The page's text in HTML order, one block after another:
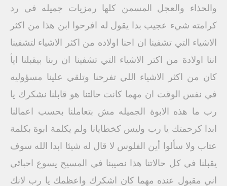
والحذاء والعجل المسمن كلها رمزيات جميله في رد
كرامته شيء عجيب بدا يقول له افرحوا ابن هذا من اكثر
الاشياء التي تشفينا ان احنا اولاده من اكثر الاشياء لتشفينا
اننا اولادة من اكتر الاشياء التي تشفينا ان ربنا بيقبلنا ايأ
كان من اكثر الاشياء اللي تفرحنا وتلقي علينا مسؤوليه
في نفس الوقت ان مهما كانت حالتنا هو قابلنا نشكرك يا
رب ما هذه الابوة الجميله مش بتعاملنا بحسب اعمالنا
ابدا كرحمتك يا رب وليس كخطايانا ولم يكلمة ابوة بكلمة
عتاب ولا سألوا أين الفلوس لا قال له شيئا ابدا الله سوف
يقبلنا في كل حالاتنا هذا نصيبنا في المسيح يسوع احبائي
اني مقبول عنده مهما كان اشكرك واعظمك يا رب لانك